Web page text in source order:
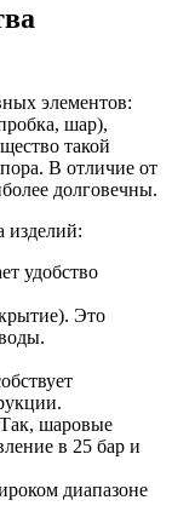
элементов:
шар),
такой
В отличие от
долговечны.
изделий:
удобство
Это
шаровые
в 25 бар и
диапазоне